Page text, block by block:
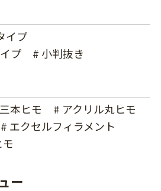
イプ
プ
# 小判抜き
本ヒモ
# アクリル丸ヒモ
# エクセルフィラメント
ー